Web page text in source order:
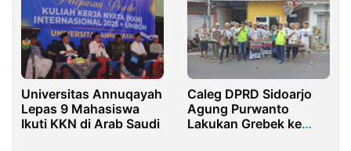
Universitas Annuqayah
Lepas 9 Mahasiswa
Ikuti KKN di Arab Saudi
Caleg DPRD Sidoarjo
Agung Purwanto
Lakukan Grebek ke